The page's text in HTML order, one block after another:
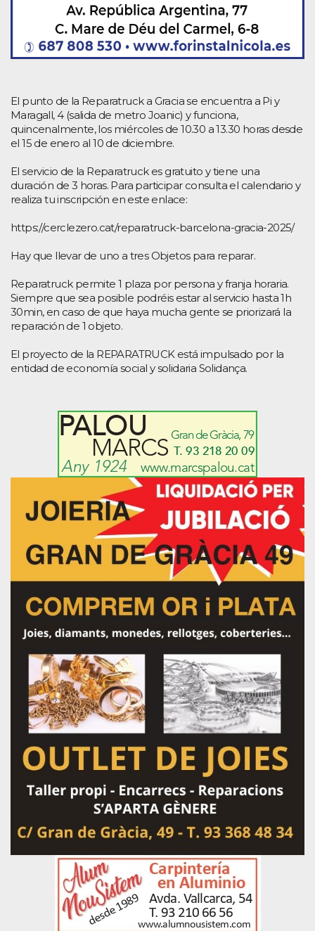
El punto de la Reparatruck a Gracia se encuentra a Pi y
Maragall, 4 (salida de metro Joanic) y funciona,
quincenalmente, los miércoles de 10.30 a 13.30 horas desde
el 15 de enero al 10 de diciembre.
El servicio de la Reparatruck es gratuito y tiene una
duración de 3 horas. Para participar consulta el calendario y
realiza tu inscripción en este enlace:
https://cerclezero.cat/reparatruck-barcelona-gracia-2025/
Hay que llevar de uno a tres Objetos para reparar.
Reparatruck permite 1 plaza por persona y franja horaria.
Siempre que sea posible podréis estar al servicio hasta 1h
30min, en caso de que haya mucha gente se priorizará la
reparación de 1 objeto.
El proyecto de la REPARATRUCK está impulsado por la
entidad de economía social y solidaria Solidança.